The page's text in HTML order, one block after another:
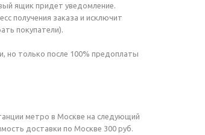
ящик придет уведомление.
получения заказа и исключит
покупатели).
только после 100% предоплаты
метро в Москве на следующий
доставки по Москве 300 руб.